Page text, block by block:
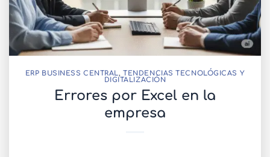
ERP BUSINESS CENTRAL,TENDENCIAS TECNOLÓGICAS Y
DIGITALIZACIÓN
Errores por Excel en la
empresa